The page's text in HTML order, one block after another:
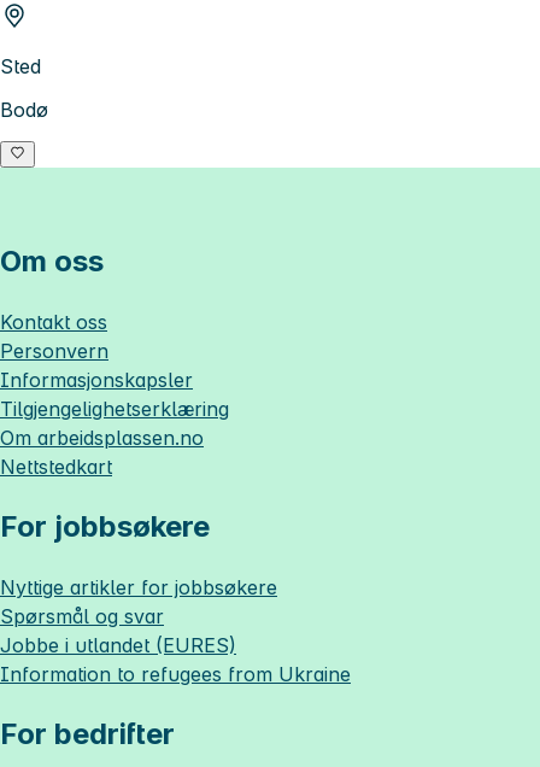
Sted
Bodø
Om oss
Kontakt oss
Personvern
Informasjonskapsler
Tilgjengelighetserklæring
Om arbeidsplassen.no
Nettstedkart
For jobbsøkere
Nyttige artikler for jobbsøkere
Spørsmål og svar
Jobbe i utlandet (EURES)
Information to refugees from Ukraine
For bedrifter